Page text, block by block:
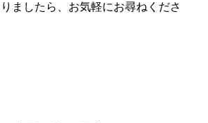
ましたら、お気軽にお尋ねくださ